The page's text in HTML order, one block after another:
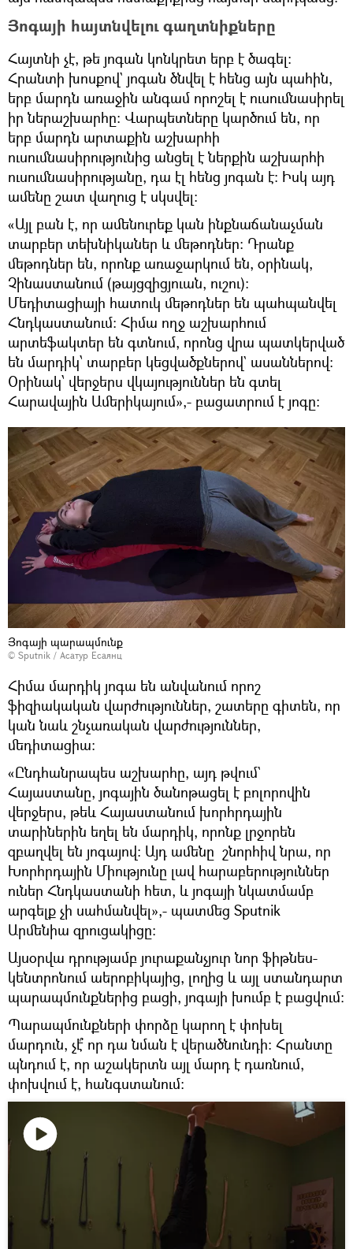
Յոգայի հայտնվելու գաղտնիքները
Հայտնի չէ, թե յոգան կոնկրետ երբ է ծագել։
Հրանտի խոսքով` յոգան ծնվել է հենց այն պահին,
երբ մարդն առաջին անգամ որոշել է ուսումնասիրել
իր ներաշխարհը։ Վարպետները կարծում են, որ
երբ մարդն արտաքին աշխարհի
ուսումնասիրությունից անցել է ներքին աշխարհի
ուսումնասիրությանը, դա էլ հենց յոգան է։ Իսկ այդ
ամենը շատ վաղուց է սկսվել։
«Այլ բան է, որ ամենուրեք կան ինքնաճանաչման
տարբեր տեխնիկաներ և մեթոդներ։ Դրանք
մեթոդներ են, որոնք առաջարկում են, օրինակ,
Չինաստանում (թայցզիցյուան, ուշու)։
Մեդիտացիայի հատուկ մեթոդներ են պահպանվել
Հնդկաստանում։ Հիմա ողջ աշխարհում
արտեֆակտեր են գտնում, որոնց վրա պատկերված
են մարդիկ՝ տարբեր կեցվածքներով` ասաններով։
Օրինակ՝ վերջերս վկայություններ են գտել
Հարավային Ամերիկայում»,- բացատրում է յոգը։
Յոգայի պարապմունք
© Sputnik / Асатур Есаянц
Հիմա մարդիկ յոգա են անվանում որոշ
ֆիզիակական վարժություններ, շատերը գիտեն, որ
կան նաև շնչառական վարժություններ,
մեդիտացիա։
«Ընդհանրապես աշխարհը, այդ թվում`
Հայաստանը, յոգային ծանոթացել է բոլորովին
վերջերս, թեև Հայաստանում խորհրդային
տարիներին եղել են մարդիկ, որոնք լրջորեն
զբաղվել են յոգայով։ Այդ ամենը շնորհիվ նրա, որ
Խորհրդային Միությունը լավ հարաբերություններ
ուներ Հնդկաստանի հետ, և յոգայի նկատմամբ
արգելք չի սահմանվել»,- պատմեց Sputnik
Արմենիա զրուցակիցը։
Այսօրվա դրությամբ յուրաքանչյուր նոր ֆիթնես-
կենտրոնում աերոբիկայից, լողից և այլ ստանդարտ
պարապմունքներից բացի, յոգայի խումբ է բացվում։
Պարապմունքների փորձը կարող է փոխել
մարդուն, չէ՞ որ դա նման է վերածնունդի։ Հրանտը
պնդում է, որ աշակերտն այլ մարդ է դառնում,
փոխվում է, հանգստանում։